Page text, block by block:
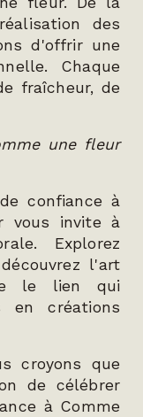
des
d'offrir une
Chaque
fraîcheur, de
une fleur
confiance à
vous invite à
Explorez
l'art
le lien qui
en créations
croyons que
de célébrer
à Comme